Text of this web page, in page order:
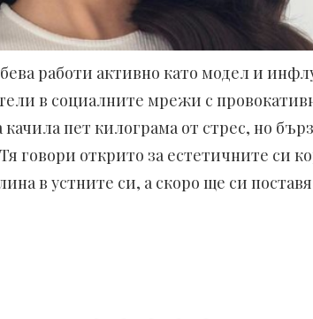
работи активно като модел и
в социалните мрежи с
пет килограма от стрес, но
говори открито за естетичните си
в устните си, а скоро ще си